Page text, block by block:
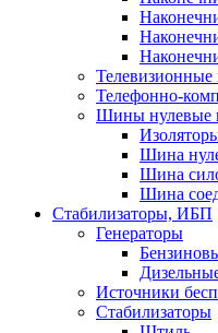
Телефонно-
Шины нулевые
Шина
Шина
Шина
Стабилизаторы, ИБП
Генераторы
Источники
Стабилизаторы